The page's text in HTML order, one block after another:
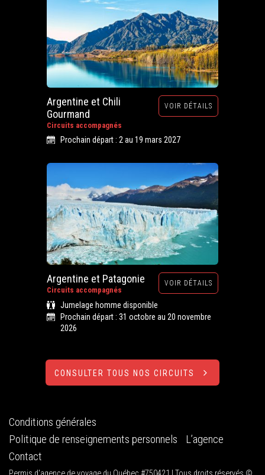
Argentine et Chili
Gourmand
Circuits accompagnés
VOIR DÉTAILS
Prochain départ : 2 au 19 mars 2027
Argentine et Patagonie
Circuits accompagnés
VOIR DÉTAILS
Jumelage homme disponible
Prochain départ : 31 octobre au 20 novembre
2026
CONSULTER TOUS NOS CIRCUITS
Conditions générales
Politique de renseignements personnels
L’agence
Contact